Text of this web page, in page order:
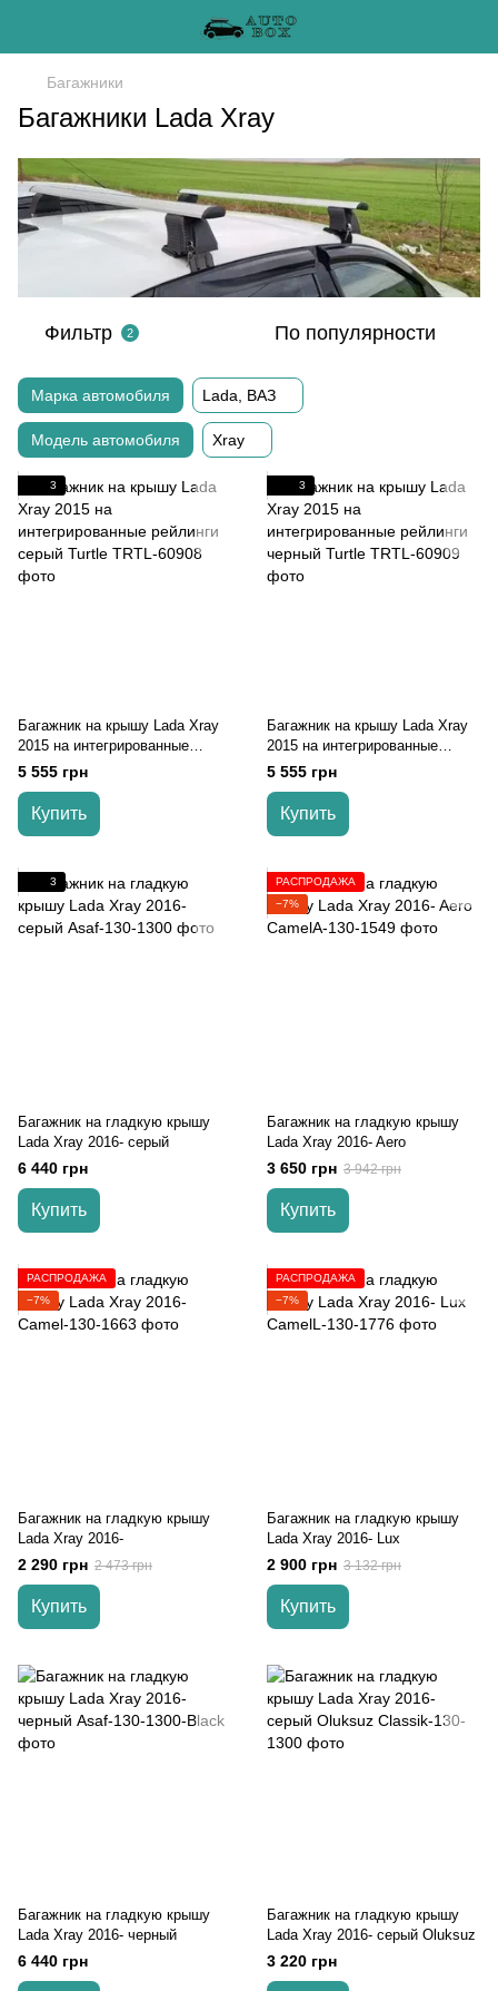
Багажники
Багажники Lada Xray
Фильтр 2 По популярности
Марка автомобиля Lada, ВАЗ
Модель автомобиля Xray
3
Багажник на крышу Lada Xray
2015 на интегрированные
рейлинги серый Turtle
5 555 грн
Купить
3
Багажник на крышу Lada Xray
2015 на интегрированные
рейлинги черный Turtle
5 555 грн
Купить
3
Багажник на гладкую крышу
Lada Xray 2016- серый
6 440 грн
Купить
РАСПРОДАЖА
−7%
Багажник на гладкую крышу
Lada Xray 2016- Aero
3 650 грн 3 942 грн
Купить
РАСПРОДАЖА
−7%
Багажник на гладкую крышу
Lada Xray 2016-
2 290 грн 2 473 грн
Купить
РАСПРОДАЖА
−7%
Багажник на гладкую крышу
Lada Xray 2016- Lux
2 900 грн 3 132 грн
Купить
Багажник на гладкую крышу
Lada Xray 2016- черный
6 440 грн
Багажник на гладкую крышу
Lada Xray 2016- серый Oluksuz
3 220 грн